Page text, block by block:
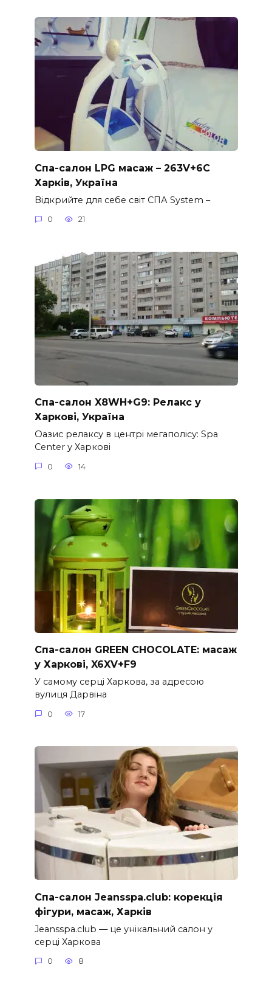
Спа-салон LPG масаж – 263V+6C
Харків, Україна
Відкрийте для себе світ СПА System –
0 21
Спа-салон X8WH+G9: Релакс у
Харкові, Україна
Оазис релаксу в центрі мегаполісу: Spa
Center у Харкові
0 14
Спа-салон GREEN CHOCOLATE: масаж
у Харкові, X6XV+F9
У самому серці Харкова, за адресою
вулиця Дарвіна
0 17
Спа-салон Jeansspa.club: корекція
фігури, масаж, Харків
Jeansspa.club — це унікальний салон у
серці Харкова
0 8